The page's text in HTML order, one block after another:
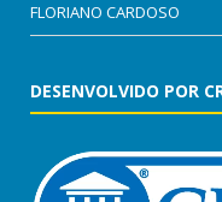
FLORIANO CARDOSO
DESENVOLVIDO POR